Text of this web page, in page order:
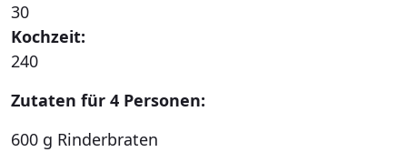
30
Kochzeit:
240
Zutaten für 4 Personen:
600 g Rinderbraten